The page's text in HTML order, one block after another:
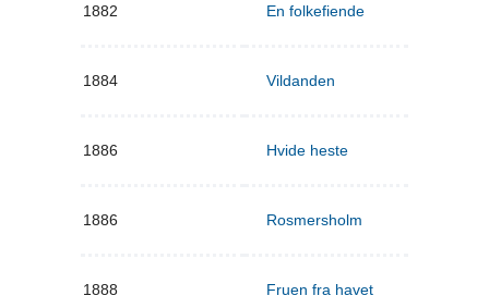
1882 En folkefiende
1884 Vildanden
1886 Hvide heste
1886 Rosmersholm
1888 Fruen fra havet